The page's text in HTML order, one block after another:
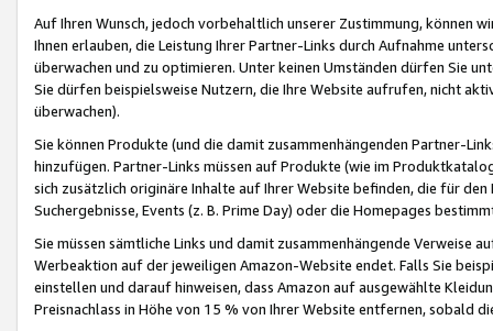
Auf Ihren Wunsch, jedoch vorbehaltlich unserer Zustimmung, können
Ihnen erlauben, die Leistung Ihrer Partner-Links durch Aufnahme
überwachen und zu optimieren. Unter keinen Umständen dürfen Sie
Sie dürfen beispielsweise Nutzern, die Ihre Website aufrufen, nicht
überwachen).
Sie können Produkte (und die damit zusammenhängenden Partner-
hinzufügen. Partner-Links müssen auf Produkte (wie im
sich zusätzlich originäre Inhalte auf Ihrer Website befinden, die für
Suchergebnisse, Events (z. B. Prime Day) oder die Homepages
Sie müssen sämtliche Links und damit zusammenhängende
Werbeaktion auf der jeweiligen Amazon-Website endet. Falls Sie
einstellen und darauf hinweisen, dass Amazon auf ausgewählte
Preisnachlass in Höhe von 15 % von Ihrer Website entfernen, sobald